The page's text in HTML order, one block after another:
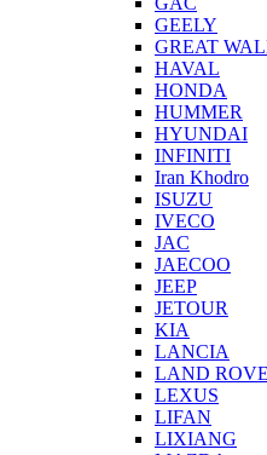
GEELY
GREAT
HAVAL
HONDA
HUMMER
HYUNDAI
INFINITI
Iran Khodro
ISUZU
IVECO
JAC
JAECOO
JEEP
JETOUR
KIA
LANCIA
LAND
LEXUS
LIFAN
LIXIANG